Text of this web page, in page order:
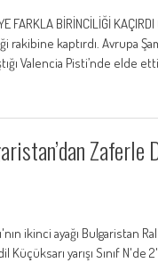
FARKLA BİRİNCİLİĞİ
rakibine kaptırdı. Avrupa
Valencia Pisti’nde elde
Zaferle
ikinci ayağı Bulgaristan
yarışı Sınıf N'de